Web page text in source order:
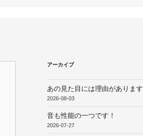
アーカイブ
あの見た目には理由があります
2026-08-03
音も性能の一つです！
2026-07-27